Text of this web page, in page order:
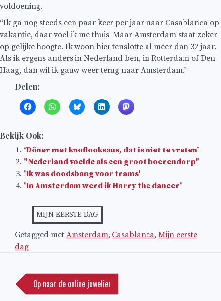
voldoening.
“Ik ga nog steeds een paar keer per jaar naar Casablanca op
vakantie, daar voel ik me thuis. Maar Amsterdam staat zeker
op gelijke hoogte. Ik woon hier tenslotte al meer dan 32 jaar.
Als ik ergens anders in Nederland ben, in Rotterdam of Den
Haag, dan wil ik gauw weer terug naar Amsterdam.”
Delen:
Bekijk Ook:
‘Döner met knoflooksaus, dat is niet te vreten’
"Nederland voelde als een groot boerendorp"
'Ik was doodsbang voor trams'
'In Amsterdam werd ik Harry the dancer'
MIJN EERSTE DAG
Getagged met Amsterdam, Casablanca, Mijn eerste
dag
navigatie
Op naar de online juwelier